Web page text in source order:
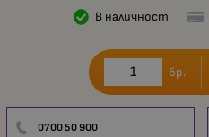
В наличност
бр.
0700 50 900